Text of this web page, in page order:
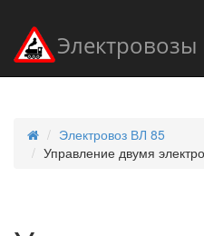
Электровоз ВЛ 85
Управление двумя